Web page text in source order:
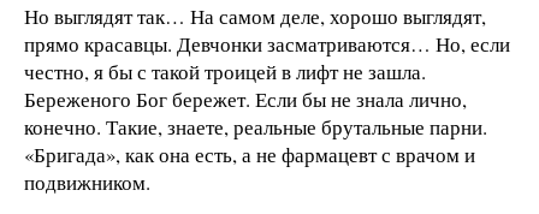
Но выглядят так… На самом деле, хорошо выглядят,
прямо красавцы. Девчонки засматриваются… Но, если
честно, я бы с такой троицей в лифт не зашла.
Береженого Бог бережет. Если бы не знала лично,
конечно. Такие, знаете, реальные брутальные парни.
«Бригада», как она есть, а не фармацевт с врачом и
подвижником.